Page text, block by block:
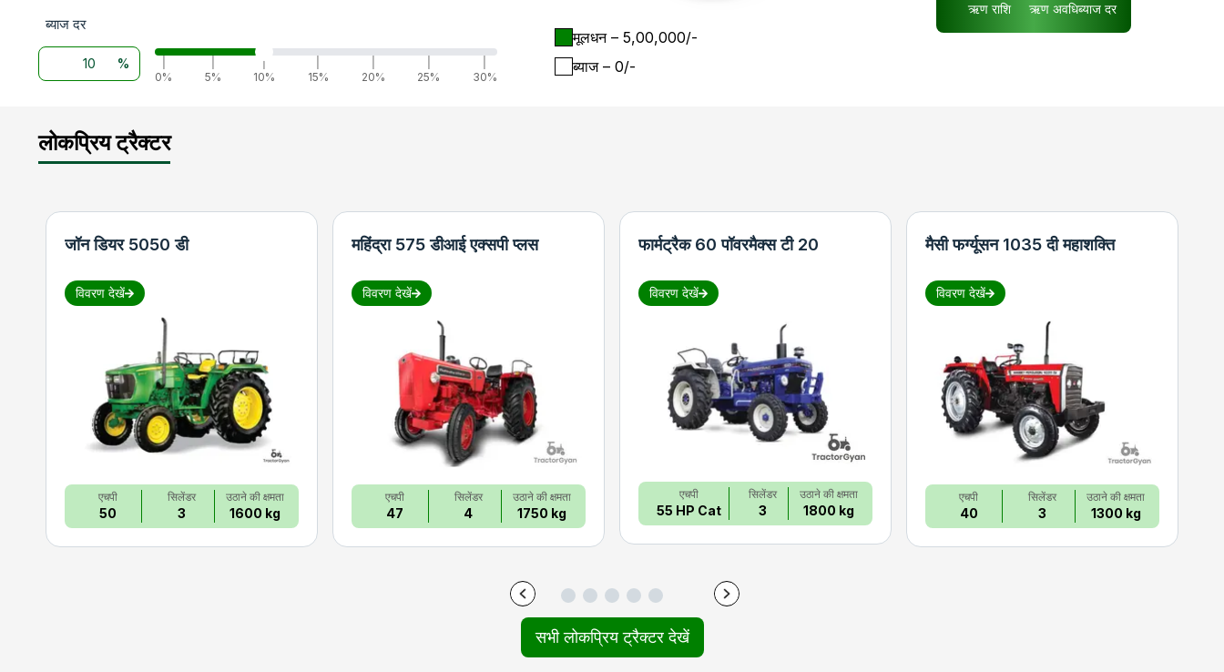
ब्याज दर
%
0%
5%
|
10%
15%
20%
25%
30%
मूलधन– ₹ 5,00,000/-
ब्याज– ₹ 0/-
ऋण राशि ऋण अवधिब्याज दर
लोकप्रिय ट्रैक्टर
जॉन डियर 5050 डी
विवरण देखें
एचपी
50
सिलेंडर
3
उठाने की क्षमता
1600 kg
महिंद्रा 575 डीआई एक्सपी प्लस
विवरण देखें
एचपी
47
सिलेंडर
4
उठाने की क्षमता
1750 kg
फार्मट्रैक 60 पॉवरमैक्स टी 20
विवरण देखें
एचपी
55 HP Cat
सिलेंडर
3
उठाने की क्षमता
1800 kg
मैसी फर्ग्यूसन 1035 दी महाशक्ति
विवरण देखें
एचपी
40
सिलेंडर
3
उठाने की क्षमता
1300 kg
सभी लोकप्रिय ट्रैक्टर देखें